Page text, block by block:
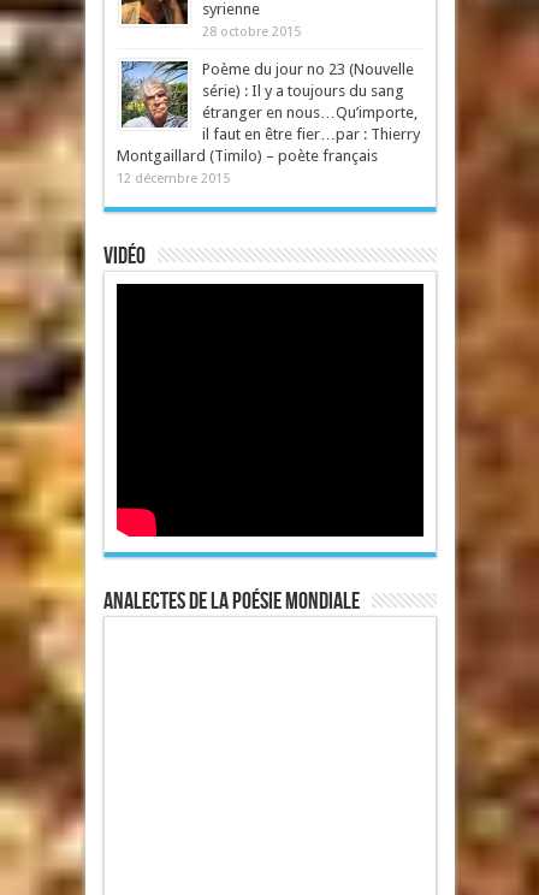
syrienne
28 octobre 2015
Poème du jour no 23 (Nouvelle
série) : Il y a toujours du sang
étranger en nous…Qu’importe,
il faut en être fier…par : Thierry
Montgaillard (Timilo) – poète français
12 décembre 2015
Vidéo
Analectes de la poésie mondiale